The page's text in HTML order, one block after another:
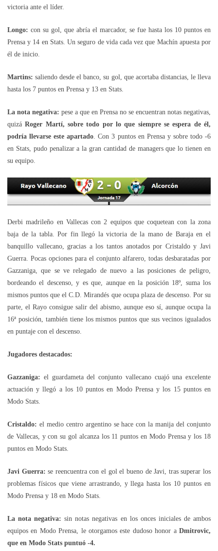
victoria ante el líder.
Longo: con su gol, que abría el marcador, se fue hasta los 10 puntos en
Prensa y 14 en Stats. Un seguro de vida cada vez que Machín apuesta por
él de inicio.
Martins: saliendo desde el banco, su gol, que acortaba distancias, le lleva
hasta los 7 puntos en Prensa y 13 en Stats.
La nota negativa: pese a que en Prensa no se encuentran notas negativas,
quizáRoger Martí, sobre todo por lo que siempre se espera de él,
podría llevarse este apartado . Con 3 puntos en Prensa y sobre todo -6
en Stats, pudo penalizar a la gran cantidad de managers que lo tienen en
su equipo.
Derbi madrileño en Vallecas con 2 equipos que coquetean con la zona
baja de la tabla. Por fin llegó la victoria de la mano de Baraja en el
banquillo vallecano, gracias a los tantos anotados por Cristaldo y Javi
Guerra. Pocas opciones para el conjunto alfarero, todas desbaratadas por
Gazzaniga, que se ve relegado de nuevo a las posiciones de peligro,
bordeando el descenso, y es que, aunque en la posición 18º, suma los
mismos puntos que el C.D. Mirandés que ocupa plaza de descenso. Por su
parte, el Rayo consigue salir del abismo, aunque eso sí, aunque ocupa la
16ª posición, también tiene los mismos puntos que sus vecinos igualados
en puntaje con el descenso.
Jugadores destacados:
Gazzaniga: el guardameta del conjunto vallecano cuajó una excelente
actuación y llegó a los 10 puntos en Modo Prensa y los 15 puntos en
Modo Stats.
Cristaldo: el medio centro argentino se hace con la manija del conjunto
de Vallecas, y con su gol alcanza los 11 puntos en Modo Prensa y los 18
puntos en Modo Stats.
Javi Guerra: se reencuentra con el gol el bueno de Javi, tras superar los
problemas físicos que viene arrastrando, y llega hasta los 10 puntos en
Modo Prensa y 18 en Modo Stats.
La nota negativa: sin notas negativas en los onces iniciales de ambos
equipos en Modo Prensa, le otorgamos este dudoso honor a Dmitrovic,
que en Modo Stats puntuó -4.